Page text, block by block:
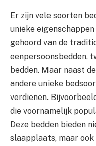
Er zijn vele soorten
unieke
gehoord van de
eenpersoonsbedden,
bedden. Maar naast
andere unieke
verdienen.
die voornamelijk
Deze bedden bieden
slaapplaats, maar